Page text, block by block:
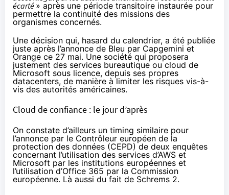
écarté » après une période transitoire instaurée pour
permettre la continuité des missions des
organismes concernés.
Une décision qui, hasard du calendrier, a été publiée
juste après l’annonce de Bleu par Capgemini et
Orange ce 27 mai. Une société qui proposera
justement des services bureautique ou cloud de
Microsoft sous licence, depuis ses propres
datacenters, de manière à limiter les risques vis-à-
vis des autorités américaines.
Cloud de confiance : le jour d’après
On constate d’ailleurs un timing similaire pour
l’annonce par le Contrôleur européen de la
protection des données (CEPD) de deux enquêtes
concernant l’utilisation des services d’AWS et
Microsoft par les institutions européennes et
l’utilisation d’Office 365 par la Commission
européenne. Là aussi du fait de Schrems 2.